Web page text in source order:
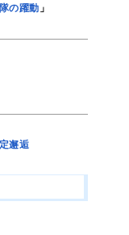
の躍動 」
邂逅